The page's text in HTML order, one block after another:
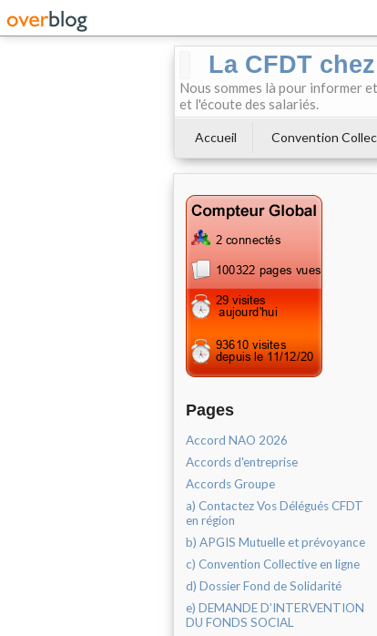
La CFDT
Nous sommes là pour informer
et l'écoute des salariés.
Accueil Convention
Pages
Accord NAO 2026
Accords d'entreprise
Accords Groupe
a) Contactez Vos Délégués CFDT
en région
b) APGIS Mutuelle et prévoyance
c) Convention Collective en ligne
d) Dossier Fond de Solidarité
e) DEMANDE D’INTERVENTION
DU FONDS SOCIAL